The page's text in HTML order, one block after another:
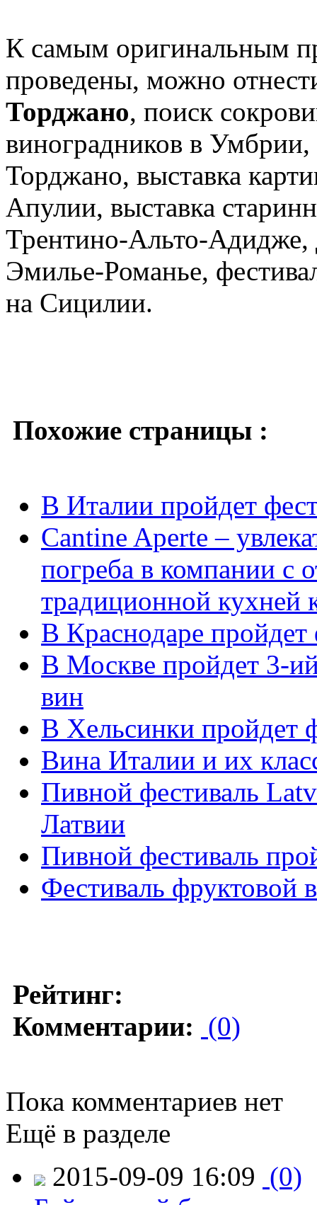
К самым оригинальным
проведены, можно
Торджано, поиск
виноградников в
Торджано, выставка
Апулии, выставка
Трентино-Альто-Адидже,
Эмилье-Романье,
на Сицилии.
Похожие страницы :
В Италии пройдет
Cantine Aperte –
погреба в компании с
традиционной кухней
В Краснодаре
В Москве пройдет 3-
вин
В Хельсинки пройдет
Вина Италии и их
Пивной фестиваль
Латвии
Пивной фестиваль
Фестиваль фруктовой
Рейтинг:
Комментарии: (0)
Пока комментариев нет
Ещё в разделе
2015-09-09 16:09 (0)